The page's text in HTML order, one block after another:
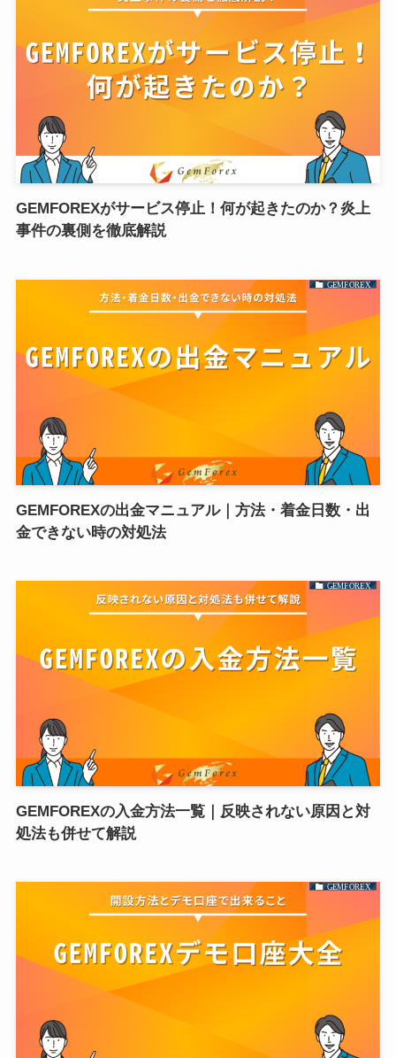
GEMFOREXがサービス停止！何が起きたのか？炎上
事件の裏側を徹底解説
GEMFOREX
GEMFOREXの出金マニュアル｜方法・着金日数・出
金できない時の対処法
GEMFOREX
GEMFOREXの入金方法一覧｜反映されない原因と対
処法も併せて解説
GEMFOREX